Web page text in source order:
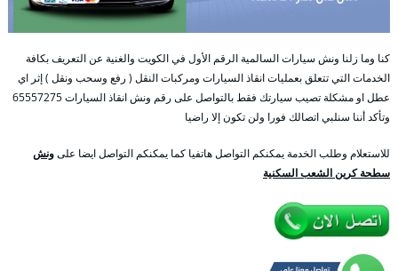
كنا وما زلنا ونش سيارات السالمية الرقم الأول في الكويت والغنية عن التعريف بكافة
الخدمات التي تتعلق بعمليات انقاذ السيارات ومركبات النقل ( رفع وسحب ونقل ) إثر اي
عطل او مشكلة تصيب سيارتك فقط بالتواصل على رقم ونش انقاذ السيارات 65557275
وتأكد أننا سنلبي اتصالك فورا ولن تكون إلا راضيا
للاستعلام وطلب الخدمة يمكنكم التواصل هاتفيا كما يمكنكم التواصل ايضا علىونش
سطحة كرين الشعب السكنية